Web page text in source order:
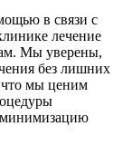
в связи с
лечение
Мы уверены,
без лишних
что мы ценим
минимизацию